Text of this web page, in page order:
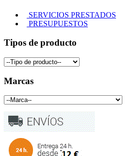
SERVICIOS PRESTADOS
PRESUPUESTOS
Tipos de producto
Marcas